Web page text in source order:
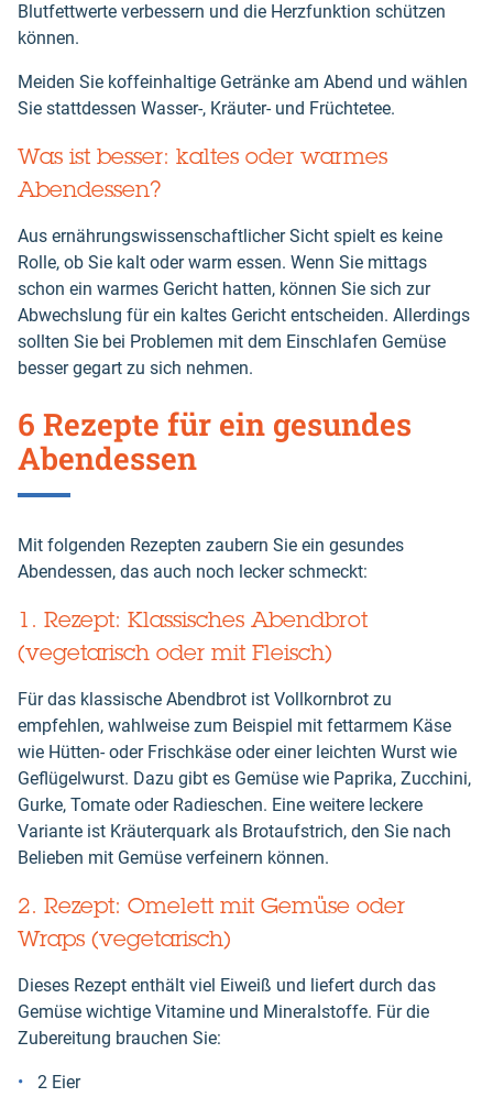
Blutfettwerte verbessern und die Herzfunktion schützen
können.
Meiden Sie koffeinhaltige Getränke am Abend und wählen
Sie stattdessen Wasser-, Kräuter- und Früchtetee.
Was ist besser: kaltes oder warmes
Abendessen?
Aus ernährungswissenschaftlicher Sicht spielt es keine
Rolle, ob Sie kalt oder warm essen. Wenn Sie mittags
schon ein warmes Gericht hatten, können Sie sich zur
Abwechslung für ein kaltes Gericht entscheiden. Allerdings
sollten Sie bei Problemen mit dem Einschlafen Gemüse
besser gegart zu sich nehmen.
6 Rezepte für ein gesundes
Abendessen
Mit folgenden Rezepten zaubern Sie ein gesundes
Abendessen, das auch noch lecker schmeckt:
1. Rezept: Klassisches Abendbrot
(vegetarisch oder mit Fleisch)
Für das klassische Abendbrot ist Vollkornbrot zu
empfehlen, wahlweise zum Beispiel mit fettarmem Käse
wie Hütten- oder Frischkäse oder einer leichten Wurst wie
Geflügelwurst. Dazu gibt es Gemüse wie Paprika, Zucchini,
Gurke, Tomate oder Radieschen. Eine weitere leckere
Variante ist Kräuterquark als Brotaufstrich, den Sie nach
Belieben mit Gemüse verfeinern können.
2. Rezept: Omelett mit Gemüse oder
Wraps (vegetarisch)
Dieses Rezept enthält viel Eiweiß und liefert durch das
Gemüse wichtige Vitamine und Mineralstoffe. Für die
Zubereitung brauchen Sie:
2 Eier